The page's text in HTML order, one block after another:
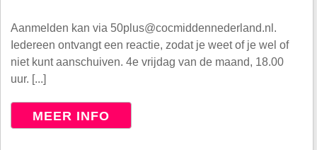
Aanmelden kan via 50plus@cocmiddennederland.nl.
Iedereen ontvangt een reactie, zodat je weet of je wel of
niet kunt aanschuiven. 4e vrijdag van de maand, 18.00
uur. [...]
MEER INFO